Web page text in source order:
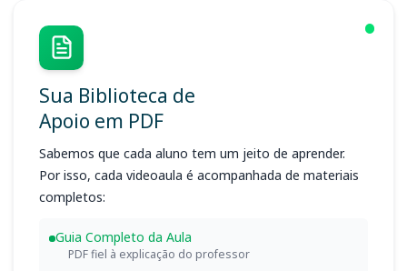
Sua Biblioteca de
Apoio em PDF
Sabemos que cada aluno tem um jeito de aprender.
Por isso, cada videoaula é acompanhada de materiais
completos:
Guia Completo da Aula
PDF fiel à explicação do professor